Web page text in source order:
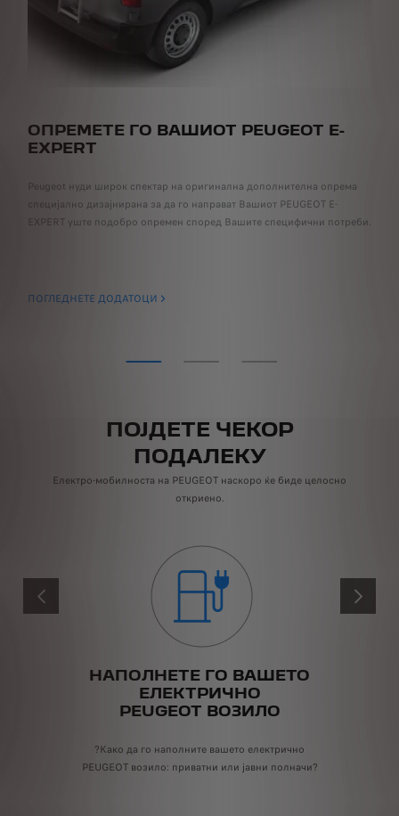
ОПРЕМЕТЕ ГО ВАШИОТ PEUGEOT E-
EXPERT
Peugeot нуди широк спектар на оригинална дополнителна опрема
специјално дизајнирана за да го направат Вашиот PEUGEOT E-
EXPERT уште подобро опремен според Вашите специфични потреби.
ПОГЛЕДНЕТЕ ДОДАТОЦИ
ПОЈДЕТЕ ЧЕКОР
ПОДАЛЕКУ
Електро-мобилноста на PEUGEOT наскоро ќе биде целосно
откриено.
PRÉCÉDENT SUIVANT
НАПОЛНЕТЕ ГО ВАШЕТО
ЕЛЕКТРИЧНО
PEUGEOT
ВОЗИЛО
?Како да го наполните вашето електрично
PEUGEOT возило: приватни или јавни полначи?